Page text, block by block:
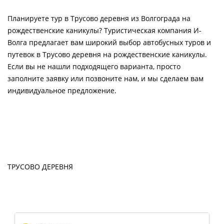
Планируете тур в Трусово деревня из Волгограда на
рождественские каникулы? Туристическая компания И-
Волга предлагает вам широкий выбор автобусных туров и
путевок в Трусово деревня на рождественские каникулы.
Если вы не нашли подходящего варианта, просто
заполните заявку или позвоните нам, и мы сделаем вам
индивидуальное предложение.
ТРУСОВО ДЕРЕВНЯ